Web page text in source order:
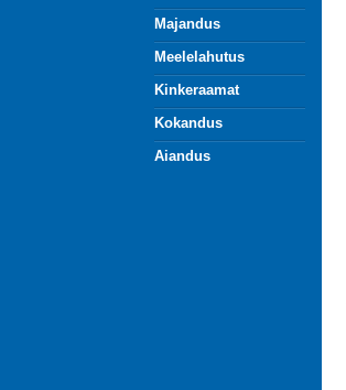
Majandus
Meelelahutus
Kinkeraamat
Kokandus
Aiandus